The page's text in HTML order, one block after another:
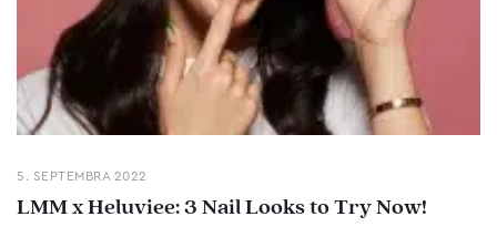
5. SEPTEMBRA 2022
LMM x Heluviee: 3 Nail Looks to Try Now!